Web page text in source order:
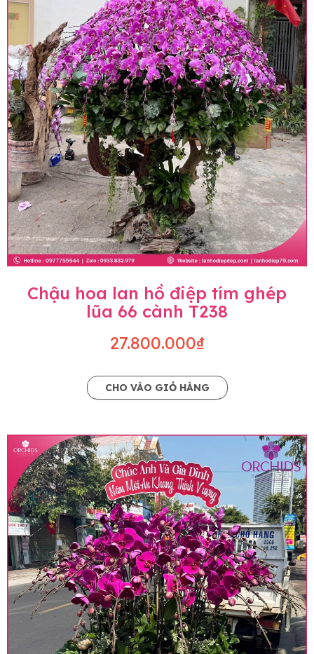
Chậu hoa lan hồ điệp tím ghép
lũa 66 cành T238
27.800.000₫
CHO VÀO GIỎ HÀNG